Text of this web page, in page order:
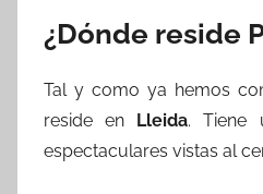
¿Dónde reside
Tal y como ya hemos
reside en Lleida. Tiene
espectaculares vistas al